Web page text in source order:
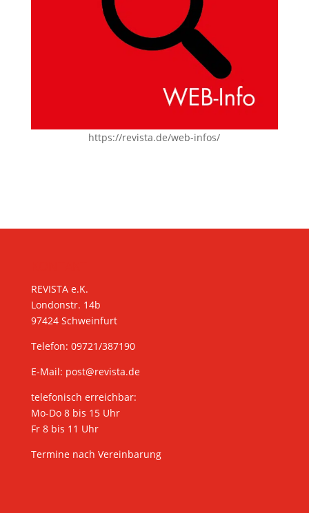
https://revista.de/web-infos/
REVISTA e.K.
Londonstr. 14b
97424 Schweinfurt
Telefon: 09721/387190
E-Mail: post@revista.de
telefonisch erreichbar:
Mo-Do 8 bis 15 Uhr
Fr 8 bis 11 Uhr
Termine nach Vereinbarung